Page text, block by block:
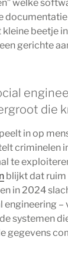
welke
beetje
gerichte
die
in op
criminelen
te
blijkt dat ruim
in 2024
–
systemen
gegevens